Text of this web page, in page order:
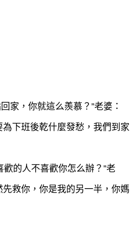
家，你就這么羨慕？”老婆：
為下班後乾什麼發愁，我們到家
歡的人不喜歡你怎么辦？”老
先救你，你是我的另一半，你媽